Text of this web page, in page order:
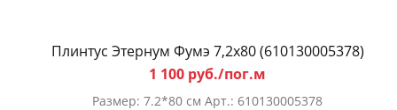
Плинтус Этернум Фумэ 7,2x80 (610130005378)
1 100 руб./пог.м
Размер: 7.2*80 см Арт.: 610130005378